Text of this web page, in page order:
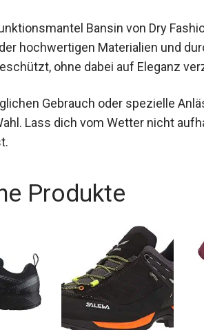
Bansin von Dry
hochwertigen Materialien und
geschützt, ohne dabei auf
Gebrauch oder spezielle
Lass dich vom Wetter nicht
Produkte